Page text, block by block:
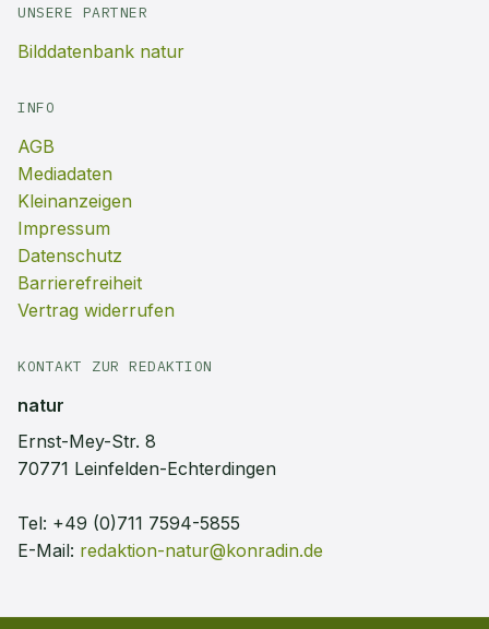
UNSERE PARTNER
Bilddatenbank natur
INFO
AGB
Mediadaten
Kleinanzeigen
Impressum
Datenschutz
Barrierefreiheit
Vertrag widerrufen
KONTAKT ZUR REDAKTION
natur
Ernst-Mey-Str. 8
70771 Leinfelden-Echterdingen
Tel: +49 (0)711 7594-5855
E-Mail: redaktion-natur@konradin.de